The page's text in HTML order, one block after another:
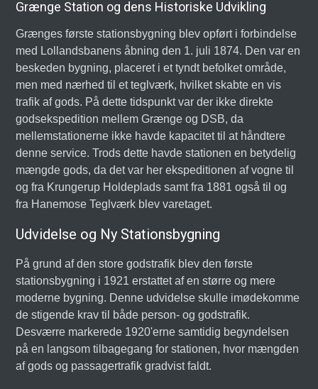
Grænge Station og dens Historiske Udvikling
Grænges første stationsbygning blev opført i forbindelse
med Lollandsbanens åbning den 1. juli 1874. Den var en
beskeden bygning, placeret i et tyndt befolket område,
men med nærhed til et teglværk, hvilket skabte en vis
trafik af gods. På dette tidspunkt var der ikke direkte
godsekspedition mellem Grænge og DSB, da
mellemstationerne ikke havde kapacitet til at håndtere
denne service. Trods dette havde stationen en betydelig
mængde gods, da det var her ekspeditionen af vogne til
og fra Krungerup Holdeplads samt fra 1881 også til og
fra Hanemose Teglværk blev varetaget.
Udvidelse og Ny Stationsbygning
På grund af den store godstrafik blev den første
stationsbygning i 1921 erstattet af en større og mere
moderne bygning. Denne udvidelse skulle imødekomme
de stigende krav til både person- og godstrafik.
Desværre markerede 1920'erne samtidig begyndelsen
på en langsom tilbagegang for stationen, hvor mængden
af gods og passagertrafik gradvist faldt.